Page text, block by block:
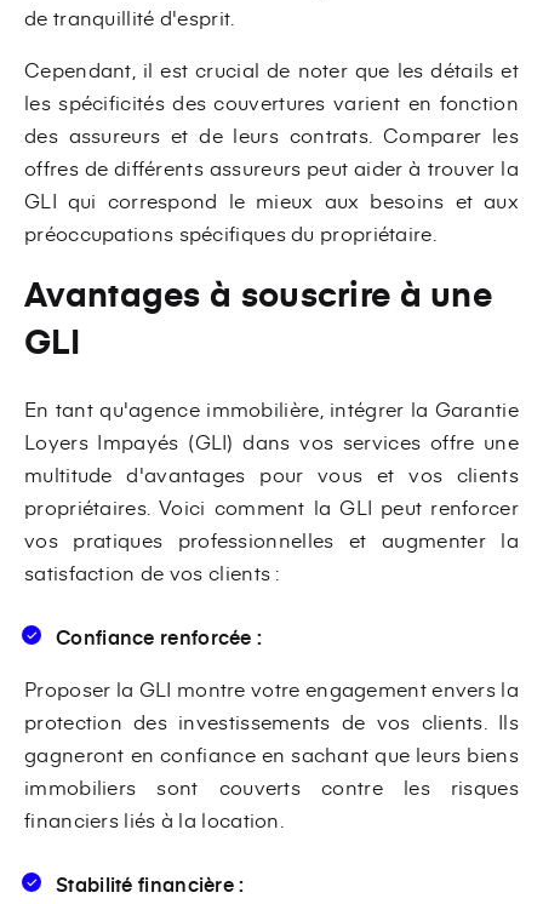
de tranquillité d'esprit.
Cependant, il est crucial de noter que les détails et
les spécificités des couvertures varient en fonction
des assureurs et de leurs contrats. Comparer les
offres de différents assureurs peut aider à trouver la
GLI qui correspond le mieux aux besoins et aux
préoccupations spécifiques du propriétaire.
Avantages à souscrire à une
GLI
En tant qu'agence immobilière, intégrer la Garantie
Loyers Impayés (GLI) dans vos services offre une
multitude d'avantages pour vous et vos clients
propriétaires. Voici comment la GLI peut renforcer
vos pratiques professionnelles et augmenter la
satisfaction de vos clients :
Confiance renforcée :
Proposer la GLI montre votre engagement envers la
protection des investissements de vos clients. Ils
gagneront en confiance en sachant que leurs biens
immobiliers sont couverts contre les risques
financiers liés à la location.
Stabilité financière :